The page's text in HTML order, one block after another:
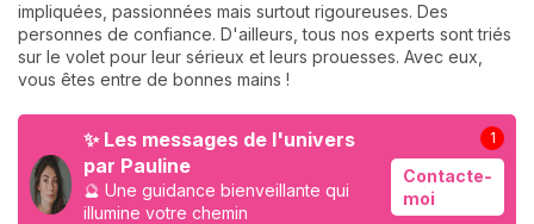
impliquées, passionnées mais surtout rigoureuses. Des
personnes de confiance. D'ailleurs, tous nos experts sont triés
sur le volet pour leur sérieux et leurs prouesses. Avec eux,
vous êtes entre de bonnes mains !
✨ Les messages de l'univers
par Pauline
🔮 Une guidance bienveillante qui
illumine votre chemin
Contacte-
moi
1